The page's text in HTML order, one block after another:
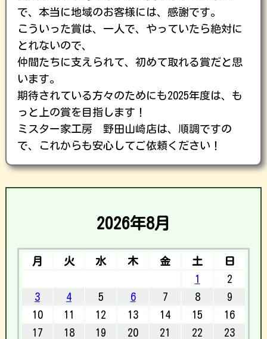
で、本当に地域のお客様には、感謝です。
こういった賞は、一人で、やっていたら絶対に
とれないので、
仲間たちに支えられて、初めて取れる賞だと思
います。
期待されている方々のためにも2025年度は、も
っと上の賞を目指します！
ミスター家工房 野田山崎店は、順調ですの
で、これからも安心してご依頼ください！
2026年8月
月 火 水 木 金 土
日
1
2
3
4 5 6 7 8
9
10
11 12 13 14 15
16
17
18 19 20 21 22
23